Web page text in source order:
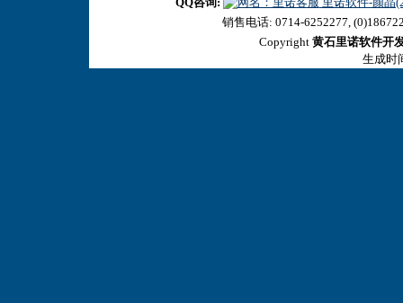
QQ咨询:
里诺软件-颜晶
销售电话: 0714-6252277,
Copyright 黄石里诺软件开
生成时